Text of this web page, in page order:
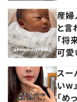
産婦
と
「将
可愛
スー
いw
「め